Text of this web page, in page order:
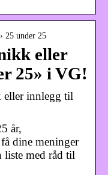
25 under 25
eller
25» i VG!
innlegg til
år,
dine meninger
med råd til